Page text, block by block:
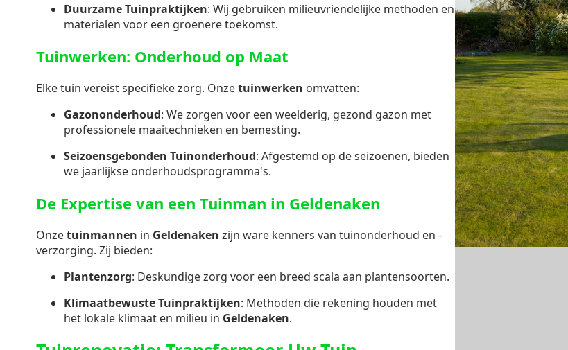
Duurzame Tuinpraktijken: Wij gebruiken milieuvriendelijke methoden en
materialen voor een groenere toekomst.
Tuinwerken: Onderhoud op Maat
Elke tuin vereist specifieke zorg. Onzetuinwerken omvatten:
Gazononderhoud: We zorgen voor een weelderig, gezond gazon met
professionele maaitechnieken en bemesting.
Seizoensgebonden Tuinonderhoud: Afgestemd op de seizoenen, bieden
we jaarlijkse onderhoudsprogramma's.
De Expertise van een Tuinman in Geldenaken
Onzetuinmannen in Geldenaken zijn ware kenners van tuinonderhoud en -
verzorging. Zij bieden:
Plantenzorg: Deskundige zorg voor een breed scala aan plantensoorten.
Klimaatbewuste Tuinpraktijken: Methoden die rekening houden met
het lokale klimaat en milieu in Geldenaken.